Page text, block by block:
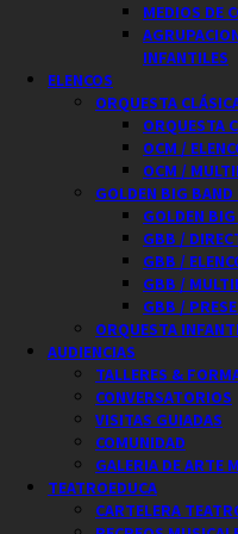
MEDIOS DE
INFANTILES
ELENCOS
ORQUESTA
ORQUESTA
OCM /
OCM /
GOLDEN BIG
GOLDEN
GBB /
GBB /
GBB /
GBB /
ORQUESTA
AUDIENCIAS
TALLERES &
CONVERSATORIOS
VISITAS GUIADAS
COMUNIDAD
GALERIA DE ARTE
TEATROEDUCA
CARTELERA